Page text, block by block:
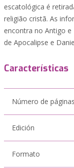
escatológica é
religião cristã. As
encontra no Antigo
de Apocalipse e
Características
Número de páginas
Edición
Formato